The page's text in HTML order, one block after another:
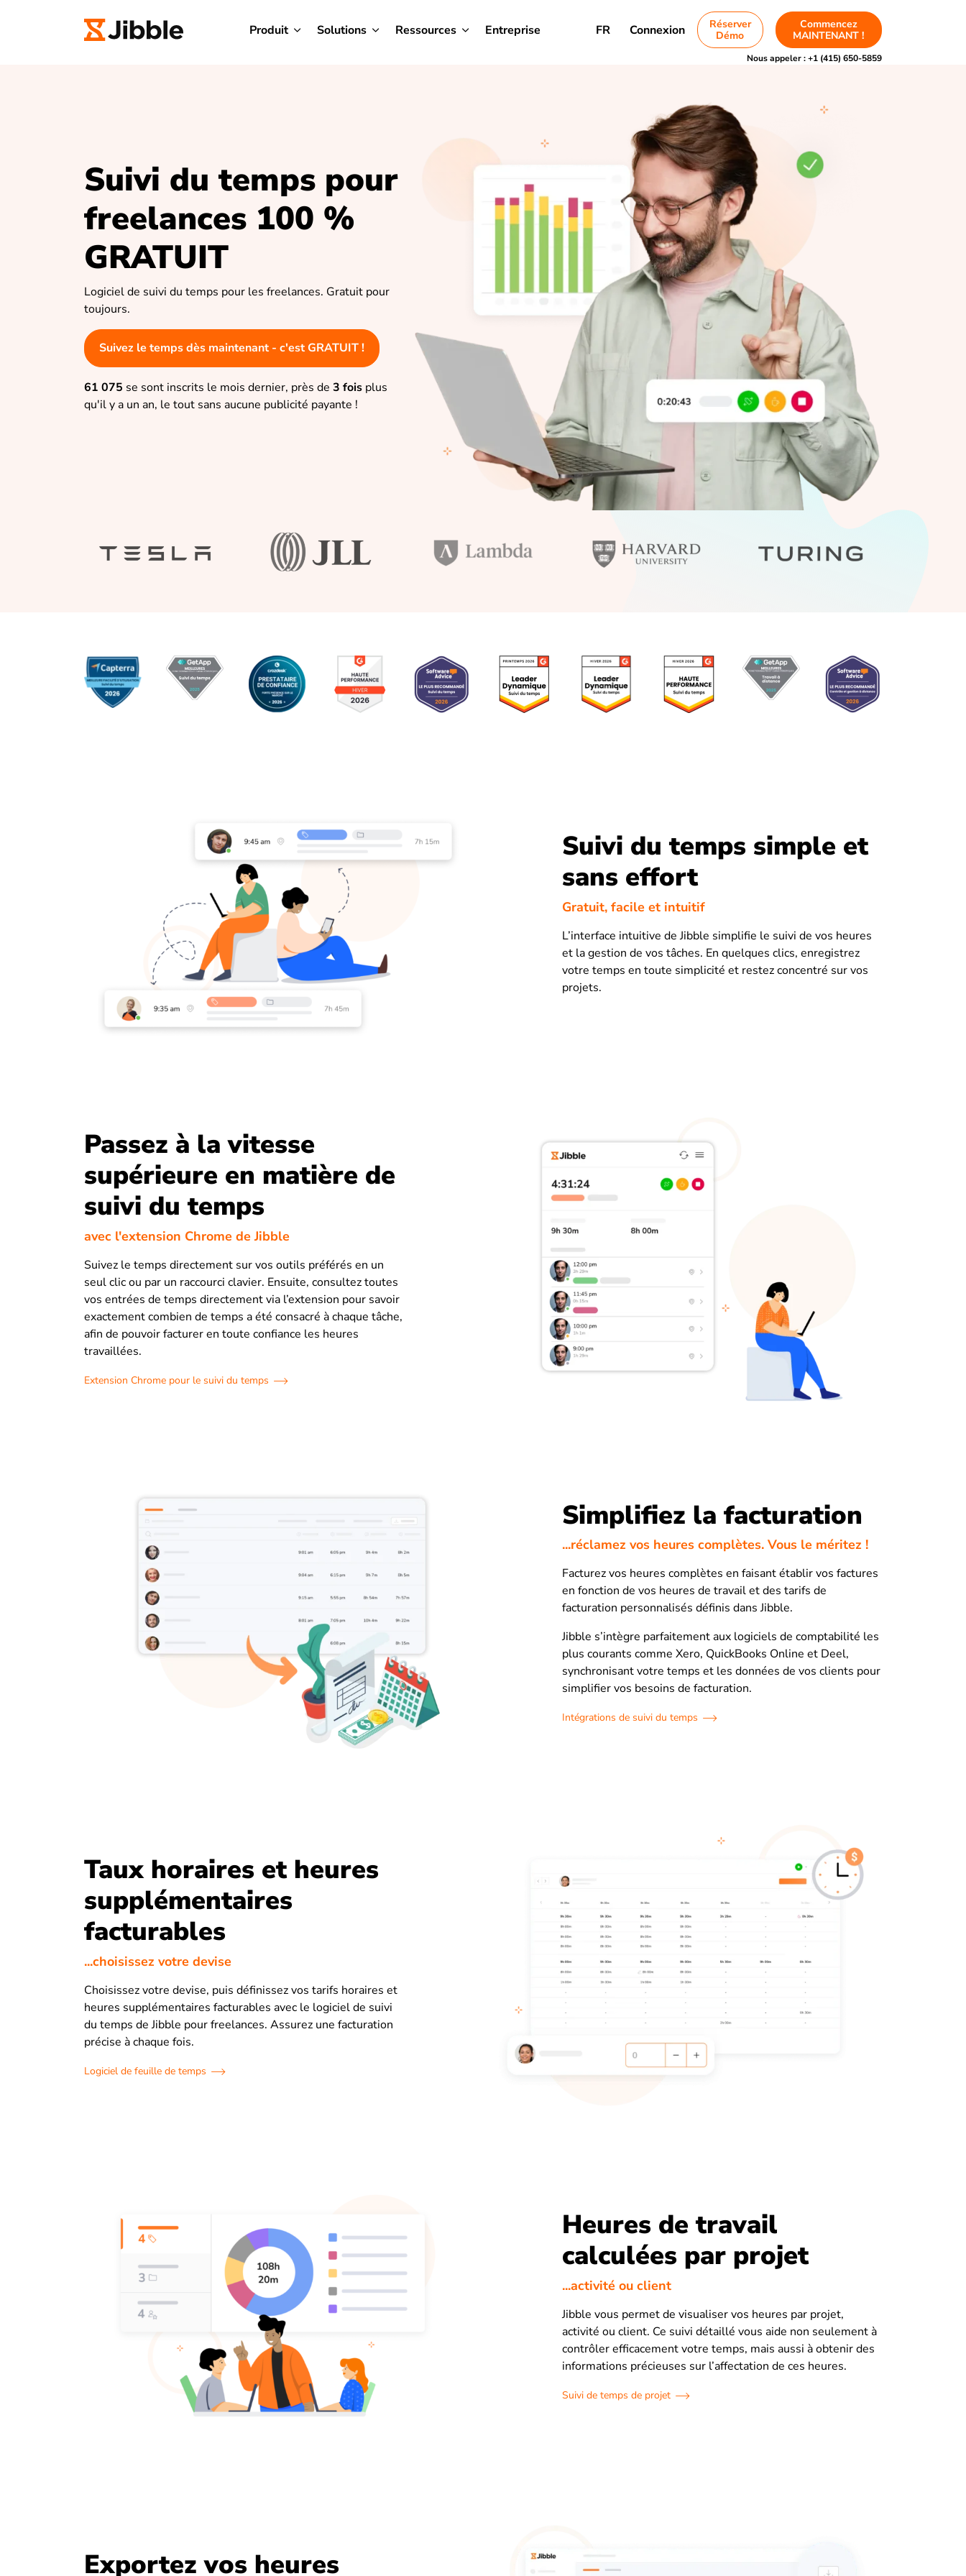
Produit Solutions Ressources Entreprise FR Connexion
Réserver
Démo
Commencez
MAINTENANT !
Nous appeler :+1 (415) 650-5859
Suivi du temps pour
freelances 100 %
GRATUIT
Logiciel de suivi du temps pour les freelances. Gratuit pour
toujours.
Suivez le temps dès maintenant - c'est GRATUIT !
61 075 se sont inscrits le mois dernier, près de 3 fois plus
qu'il y a un an, le tout sans aucune publicité payante !
Suivi du temps simple et
sans effort
Gratuit, facile et intuitif
L’interface intuitive de Jibble simplifie le suivi de vos heures
et la gestion de vos tâches. En quelques clics, enregistrez
votre temps en toute simplicité et restez concentré sur vos
projets.
Passez à la vitesse
supérieure en matière de
suivi du temps
avec l'extension Chrome de Jibble
Suivez le temps directement sur vos outils préférés en un
seul clic ou par un raccourci clavier. Ensuite, consultez toutes
vos entrées de temps directement via l’extension pour savoir
exactement combien de temps a été consacré à chaque tâche,
afin de pouvoir facturer en toute confiance les heures
travaillées.
Extension Chrome pour le suivi du temps
Simplifiez la facturation
...réclamez vos heures complètes. Vous le méritez !
Facturez vos heures complètes en faisant établir vos factures
en fonction de vos heures de travail et des tarifs de
facturation personnalisés définis dans Jibble.
Jibble s’intègre parfaitement aux logiciels de comptabilité les
plus courants comme Xero, QuickBooks Online et Deel,
synchronisant votre temps et les données de vos clients pour
simplifier vos besoins de facturation.
Intégrations de suivi du temps
Taux horaires et heures
supplémentaires
facturables
...choisissez votre devise
Choisissez votre devise, puis définissez vos tarifs horaires et
heures supplémentaires facturables avec le logiciel de suivi
du temps de Jibble pour freelances. Assurez une facturation
précise à chaque fois.
Logiciel de feuille de temps
Heures de travail
calculées par projet
...activité ou client
Jibble vous permet de visualiser vos heures par projet,
activité ou client. Ce suivi détaillé vous aide non seulement à
contrôler efficacement votre temps, mais aussi à obtenir des
informations précieuses sur l’affectation de ces heures.
Suivi de temps de projet
Exportez vos heures